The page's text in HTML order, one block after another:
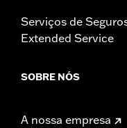
Serviços de
Extended Service
SOBRE NÓS
A nossa empresa